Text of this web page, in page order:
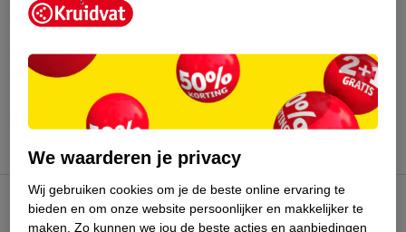
Kruidvat folder
augustus 2026.
Kruidvat Club
We waarderen je privacy
Wij gebruiken cookies om je de beste online ervaring te
bieden en om onze website persoonlijker en makkelijker te
maken. Zo kunnen we jou de beste acties en aanbiedingen